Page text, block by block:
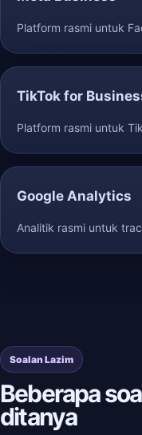
Platform rasmi untuk
TikTok for
Platform rasmi untuk
Google Analytics
Analitik rasmi untuk
Soalan Lazim
Beberapa
ditanya